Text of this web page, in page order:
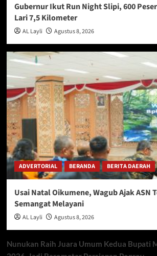
Gubernur Ikut Run Night Slipi, 600
Lari 7,5 Kilometer
AL Layli Agustus 8, 2026
ADVERTORIAL BERANDA BERITA DAERAH
Usai Natal Oikumene, Wagub Ajak ASN
Semangat Melayani
AL Layli Agustus 8, 2026
Nunukan Raih Juara Umum Kedua Bupati